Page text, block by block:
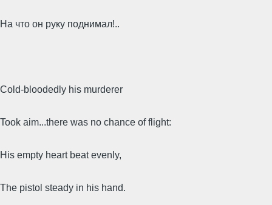
На что он руку поднимал!..
Cold-bloodedly his murderer
Took aim...there was no chance of flight:
His empty heart beat evenly,
The pistol steady in his hand.